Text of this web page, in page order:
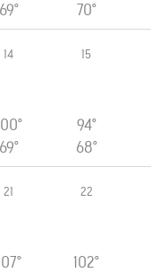
69°
70°
14
69°
15
94°
68°
21 22
102°